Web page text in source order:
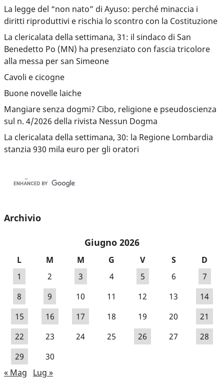
La legge del “non nato” di Ayuso: perché minaccia i
diritti riproduttivi e rischia lo scontro con la Costituzione
La clericalata della settimana, 31: il sindaco di San
Benedetto Po (MN) ha presenziato con fascia tricolore
alla messa per san Simeone
Cavoli e cicogne
Buone novelle laiche
Mangiare senza dogmi? Cibo, religione e pseudoscienza
sul n. 4/2026 della rivista Nessun Dogma
La clericalata della settimana, 30: la Regione Lombardia
stanzia 930 mila euro per gli oratori
Archivio
Giugno 2026
L M M G V S
D
1
2 3 4 5 6
7
8
9 10 11 12 13
14
15
16 17 18 19 20
21
22
23 24 25 26 27
28
29
30
« Mag
Lug »